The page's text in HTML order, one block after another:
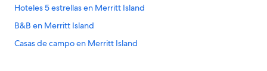
Hoteles 5 estrellas en Merritt Island
B&B en Merritt Island
Casas de campo en Merritt Island